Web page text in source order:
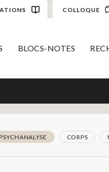
COLLOQUE
BLOCS-NOTES
CORPS